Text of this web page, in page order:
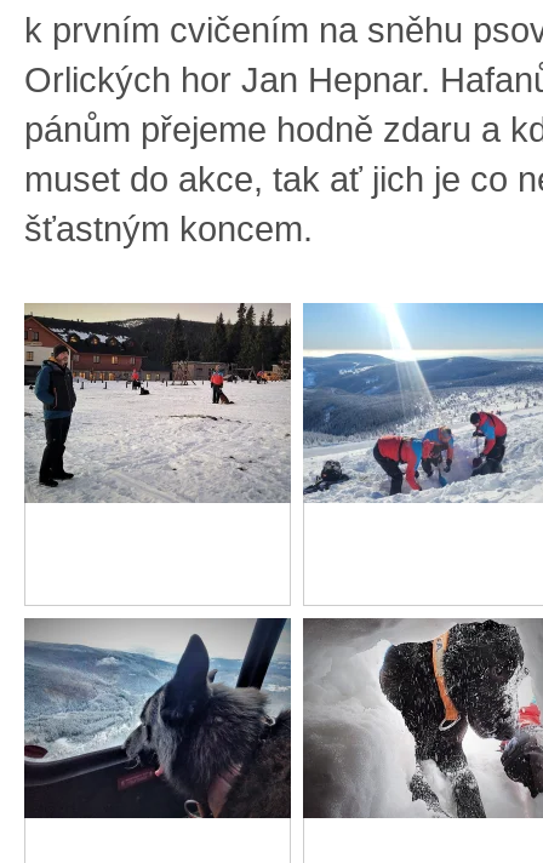
k prvním cvičením na sněhu
Orlických hor Jan Hepnar.
pánům přejeme hodně zdaru a
muset do akce, tak ať jich je co
šťastným koncem.